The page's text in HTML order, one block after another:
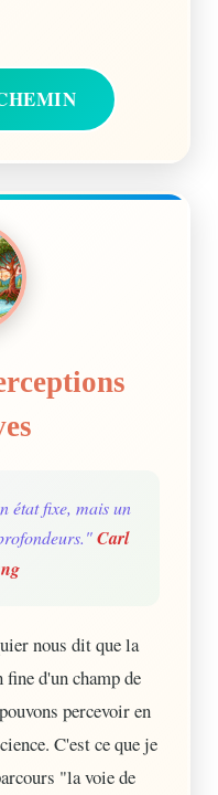
état fixe, mais un
Carl
nous dit que la
d'un champ de
percevoir en
C'est ce que je
"la voie de